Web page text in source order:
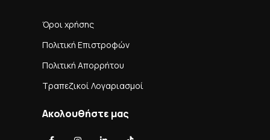
Όροι χρήσης
Πολιτική Επιστροφών
Πολιτική Απορρήτου
Τραπεζικοί Λογαριασμοί
Ακολουθήστε μας